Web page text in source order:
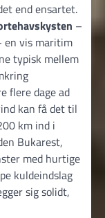
end ensartet.
–
en vis maritim
typisk mellem
flere dage ad
kan få det til
km ind i
Bukarest,
med hurtige
kuldeindslag
sig solidt,